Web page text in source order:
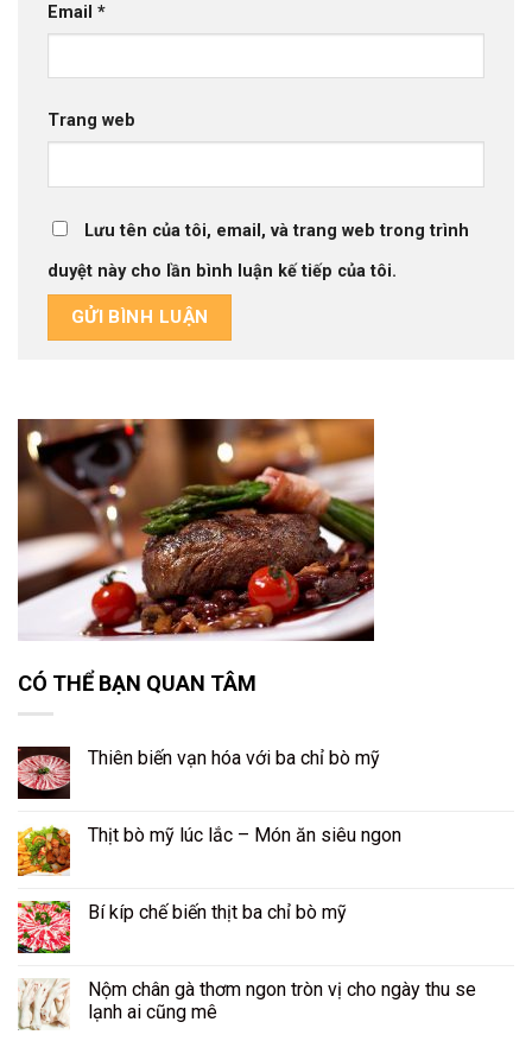
Email *
Trang web
Lưu tên của tôi, email, và trang web trong trình
duyệt này cho lần bình luận kế tiếp của tôi.
CÓ THỂ BẠN QUAN TÂM
Thiên biến vạn hóa với ba chỉ bò mỹ
Thịt bò mỹ lúc lắc – Món ăn siêu ngon
Bí kíp chế biến thịt ba chỉ bò mỹ
Nộm chân gà thơm ngon tròn vị cho ngày thu se
lạnh ai cũng mê